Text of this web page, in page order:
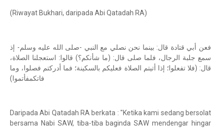
(Riwayat Bukhari, daripada Abi Qatadah RA)
فعن أبي قتادة قال: بينما نحن نصلي مع النبي -صلى الله عليه وسلم- إذ
سمع جلبة الرجال، فلما صلى قال: (ما شأنكم؟) قالوا: استعجلنا الصلاة،
قال: (فلا تفعلوا؛ إذا أتيتم الصلاة فعليكم بالسكينة؛ فما أدركتم فصلوا، وما
فاتكمفأتموا)
Daripada Abi Qatadah RA berkata : "Ketika kami sedang bersolat
bersama Nabi SAW, tiba-tiba baginda SAW mendengar hingar